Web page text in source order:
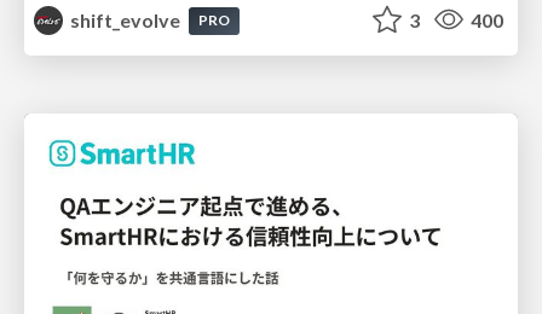
shift_evolve
PRO 3 400